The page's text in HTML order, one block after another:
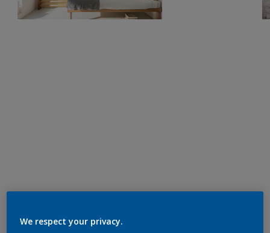
We respect your privacy.